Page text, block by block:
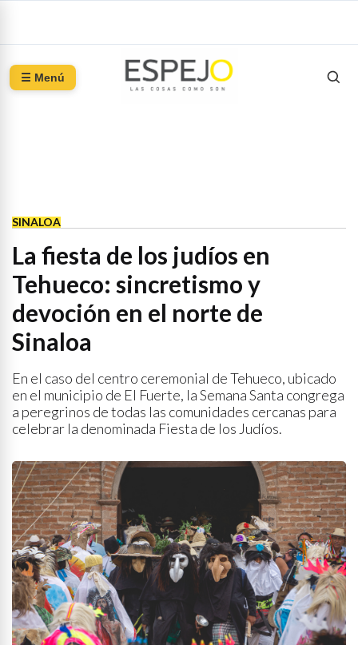
☰ Menú
SINALOA
La fiesta de los judíos en
Tehueco: sincretismo y
devoción en el norte de
Sinaloa
En el caso del centro ceremonial de Tehueco, ubicado
en el municipio de El Fuerte, la Semana Santa congrega
a peregrinos de todas las comunidades cercanas para
celebrar la denominada Fiesta de los Judíos.